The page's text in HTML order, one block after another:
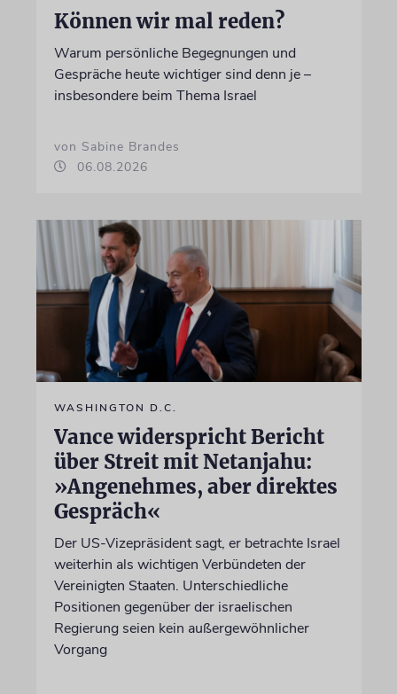
Können wir mal reden?
Warum persönliche Begegnungen und
Gespräche heute wichtiger sind denn je –
insbesondere beim Thema Israel
von Sabine Brandes
06.08.2026
WASHINGTON D.C.
Vance widerspricht Bericht
über Streit mit Netanjahu:
»Angenehmes, aber direktes
Gespräch«
Der US-Vizepräsident sagt, er betrachte Israel
weiterhin als wichtigen Verbündeten der
Vereinigten Staaten. Unterschiedliche
Positionen gegenüber der israelischen
Regierung seien kein außergewöhnlicher
Vorgang